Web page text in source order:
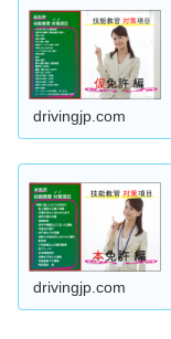
drivingjp.com
drivingjp.com